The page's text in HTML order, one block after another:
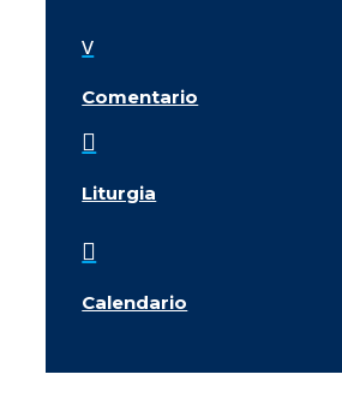
v
Comentario

Liturgia

Calendario